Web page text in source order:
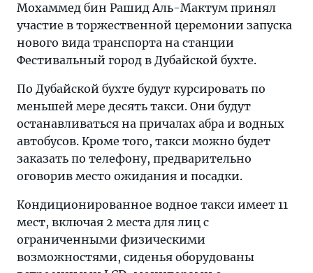
Мохаммед бин Рашид Аль-Мактум принял
участие в торжественной церемонии запуска
нового вида транспорта на станции
Фестивальный город в Дубайской бухте.
По Дубайской бухте будут курсировать по
меньшей мере десять такси. Они будут
останавливаться на причалах абра и водных
автобусов. Кроме того, такси можно будет
заказать по телефону, предварительно
оговорив место ожидания и посадки.
Кондиционированное водное такси имеет 11
мест, включая 2 места для лиц с
ограниченными физическими
возможностями, сиденья оборудованы